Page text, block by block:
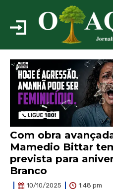
Com obra
Mamedio Bittar
prevista para
Branco
10/10/2025 1:48 pm